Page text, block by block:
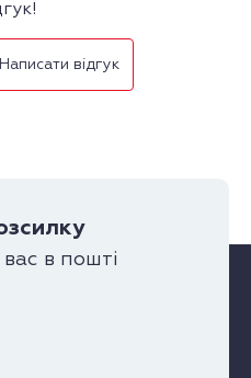
Написати відгук
в пошті